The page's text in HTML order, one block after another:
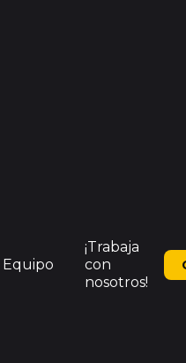
Equipo
¡Trabaja
con
nosotros!